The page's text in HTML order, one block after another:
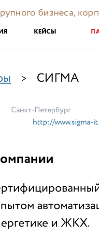
бизнеса,
КЕЙСЫ
> СИГМА
Санкт-Петербург
http://www.sigma-
и ЖКХ.